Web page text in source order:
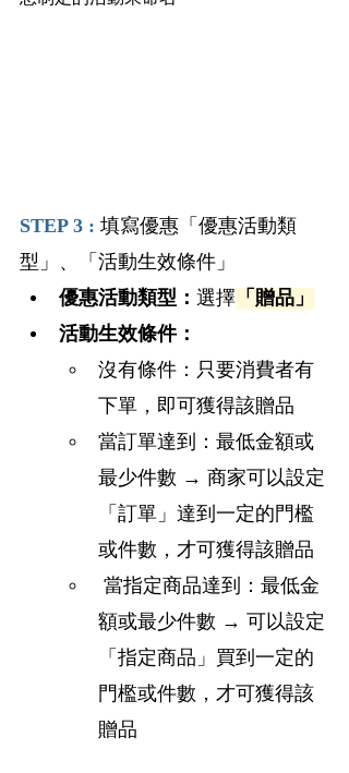
STEP 3 : 填寫優惠「優惠活動類
型」、「活動生效條件」
優惠活動類型： 選擇 「贈品」
活動生效條件：
沒有條件：只要消費者有
下單，即可獲得該贈品
當訂單達到：最低金額或
最少件數 → 商家可以設定
「訂單」達到一定的門檻
或件數，才可獲得該贈品
當指定商品達到：最低金
額或最少件數 → 可以設定
「指定商品」買到一定的
門檻或件數，才可獲得該
贈品